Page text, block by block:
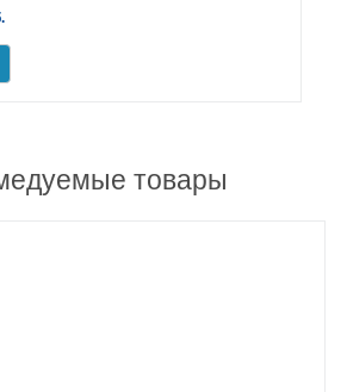
товары